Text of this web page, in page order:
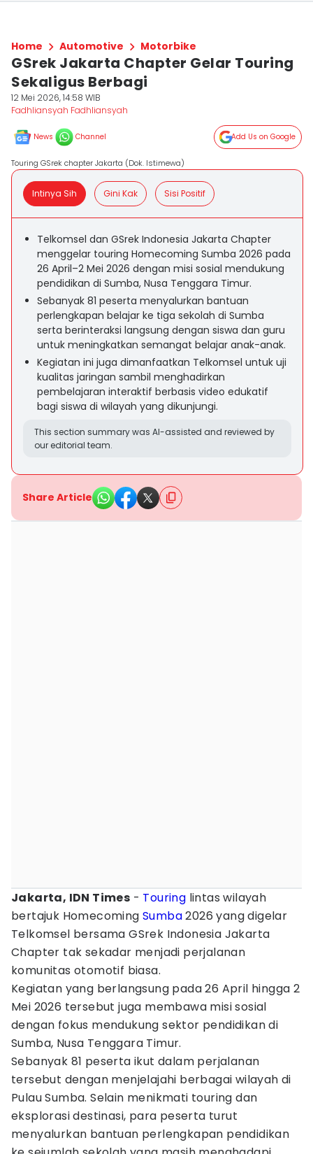
Home Automotive Motorbike
GSrek Jakarta Chapter Gelar Touring
Sekaligus Berbagi
12 Mei 2026, 14:58 WIB
Fadhliansyah Fadhliansyah
News Channel Add Us on Google
Touring GSrek chapter Jakarta (Dok. Istimewa)
Intinya Sih Gini Kak Sisi Positif
Telkomsel dan GSrek Indonesia Jakarta Chapter
menggelar touring Homecoming Sumba 2026 pada
26 April–2 Mei 2026 dengan misi sosial mendukung
pendidikan di Sumba, Nusa Tenggara Timur.
Sebanyak 81 peserta menyalurkan bantuan
perlengkapan belajar ke tiga sekolah di Sumba
serta berinteraksi langsung dengan siswa dan guru
untuk meningkatkan semangat belajar anak-anak.
Kegiatan ini juga dimanfaatkan Telkomsel untuk uji
kualitas jaringan sambil menghadirkan
pembelajaran interaktif berbasis video edukatif
bagi siswa di wilayah yang dikunjungi.
This section summary was AI-assisted and reviewed by
our editorial team.
Share Article
Jakarta, IDN Times - Touring lintas wilayah
bertajuk Homecoming Sumba2026 yang digelar
Telkomsel bersama GSrek Indonesia Jakarta
Chapter tak sekadar menjadi perjalanan
komunitas otomotif biasa.
Kegiatan yang berlangsung pada 26 April hingga 2
Mei 2026 tersebut juga membawa misi sosial
dengan fokus mendukung sektor pendidikan di
Sumba, Nusa Tenggara Timur.
Sebanyak 81 peserta ikut dalam perjalanan
tersebut dengan menjelajahi berbagai wilayah di
Pulau Sumba. Selain menikmati touring dan
eksplorasi destinasi, para peserta turut
menyalurkan bantuan perlengkapan pendidikan